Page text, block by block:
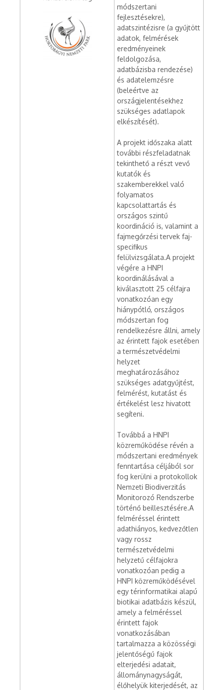
módszertani
fejlesztésekre),
adatszintézisre (a gyűjtött
adatok, felmérések
eredményeinek
feldolgozása,
adatbázisba rendezése)
és adatelemzésre
(beleértve az
országjelentésekhez
szükséges adatlapok
elkészítését).
A projekt időszaka alatt
további részfeladatnak
tekinthető a részt vevő
kutatók és
szakemberekkel való
folyamatos
kapcsolattartás és
országos szintű
koordináció is, valamint a
fajmegőrzési tervek faj-
specifikus
felülvizsgálata.A projekt
végére a HNPI
koordinálásával a
kiválasztott 25 célfajra
vonatkozóan egy
hiánypótló, országos
módszertan fog
rendelkezésre állni, amely
az érintett fajok esetében
a természetvédelmi
helyzet
meghatározásához
szükséges adatgyűjtést,
felmérést, kutatást és
értékelést lesz hivatott
segíteni.
Továbbá a HNPI
közreműködése révén a
módszertani eredmények
fenntartása céljából sor
fog kerülni a protokollok
Nemzeti Biodiverzitás
Monitorozó Rendszerbe
történő beillesztésére.A
felméréssel érintett
adathiányos, kedvezőtlen
vagy rossz
természetvédelmi
helyzetű célfajokra
vonatkozóan pedig a
HNPI közreműködésével
egy térinformatikai alapú
biotikai adatbázis készül,
amely a felméréssel
érintett fajok
vonatkozásában
tartalmazza a közösségi
jelentőségű fajok
elterjedési adatait,
állománynagyságát,
élőhelyük kiterjedését, az